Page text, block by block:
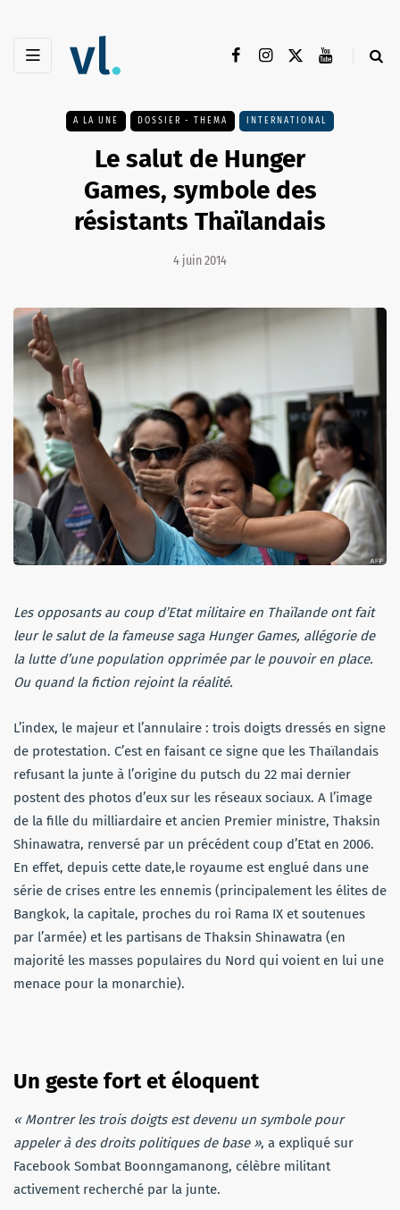
A LA UNE DOSSIER - THEMA INTERNATIONAL
Le salut de Hunger
Games, symbole des
résistants Thaïlandais
4 juin 2014
Les opposants au coup d’Etat militaire en Thaïlande ont fait
leur le salut de la fameuse saga Hunger Games, allégorie de
la lutte d’une population opprimée par le pouvoir en place.
Ou quand la fiction rejoint la réalité.
L’index, le majeur et l’annulaire : trois doigts dressés en signe
de protestation. C’est en faisant ce signe que les Thaïlandais
refusant la junte à l’origine du putsch du 22 mai dernier
postent des photos d’eux sur les réseaux sociaux. A l’image
de la fille du milliardaire et ancien Premier ministre, Thaksin
Shinawatra, renversé par un précédent coup d’Etat en 2006.
En effet, depuis cette date,le royaume est englué dans une
série de crises entre les ennemis (principalement les élites de
Bangkok, la capitale, proches du roi Rama IX et soutenues
par l’armée) et les partisans de Thaksin Shinawatra (en
majorité les masses populaires du Nord qui voient en lui une
menace pour la monarchie).
Un geste fort et éloquent
« Montrer les trois doigts est devenu un symbole pour
appeler à des droits politiques de base », a expliqué sur
Facebook Sombat Boonngamanong, célèbre militant
activement recherché par la junte.